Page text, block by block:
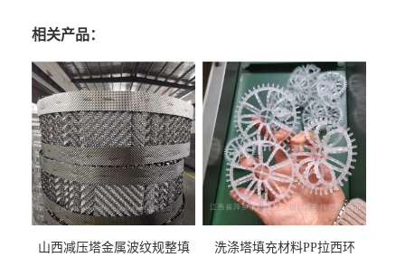
相关产品：
山西减压塔金属波纹规整填
洗涤塔填充材料PP拉西环